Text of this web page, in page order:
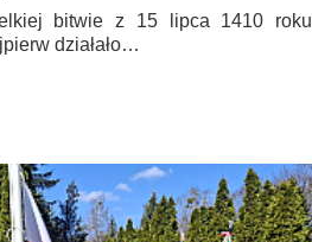
bitwie z 15 lipca 1410 roku
działało…